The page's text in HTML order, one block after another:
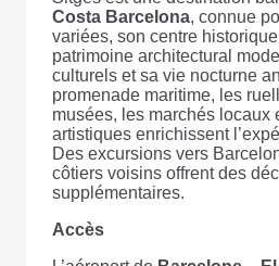
Costa Barcelona, connue
variées, son centre
patrimoine architectural
culturels et sa vie nocturne
promenade maritime, les
musées, les marchés locaux
artistiques enrichissent
Des excursions vers
côtiers voisins offrent des
supplémentaires.
Accès